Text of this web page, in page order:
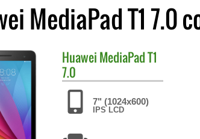
MediaPad T1 7.0
Huawei MediaPad T1
7.0
7" (1024x600)
IPS LCD